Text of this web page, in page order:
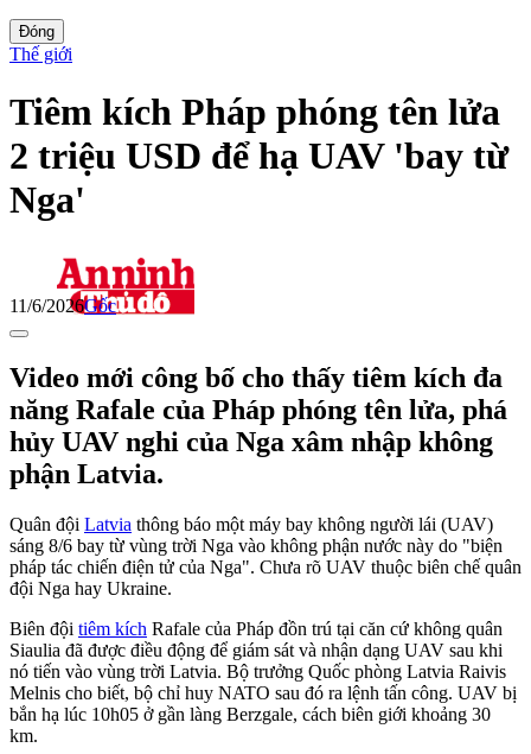
Đóng
Thế giới
Tiêm kích Pháp phóng tên lửa
2 triệu USD để hạ UAV 'bay từ
Nga'
11/6/2026Gốc
Video mới công bố cho thấy tiêm kích đa
năng Rafale của Pháp phóng tên lửa, phá
hủy UAV nghi của Nga xâm nhập không
phận Latvia.
Quân đội Latvia thông báo một máy bay không người lái (UAV)
sáng 8/6 bay từ vùng trời Nga vào không phận nước này do "biện
pháp tác chiến điện tử của Nga". Chưa rõ UAV thuộc biên chế quân
đội Nga hay Ukraine.
Biên đội tiêm kích Rafale của Pháp đồn trú tại căn cứ không quân
Siaulia đã được điều động để giám sát và nhận dạng UAV sau khi
nó tiến vào vùng trời Latvia. Bộ trưởng Quốc phòng Latvia Raivis
Melnis cho biết, bộ chỉ huy NATO sau đó ra lệnh tấn công. UAV bị
bắn hạ lúc 10h05 ở gần làng Berzgale, cách biên giới khoảng 30
km.